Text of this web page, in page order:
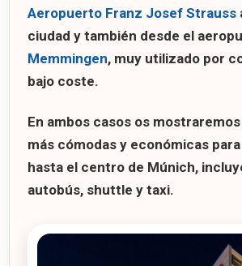
Aeropuerto Franz Josef Strauss
ciudad y también desde el
Memmingen, muy utilizado por
bajo coste.
En ambos casos os
más cómodas y económicas
hasta el centro de Múnich,
autobús, shuttle y taxi.